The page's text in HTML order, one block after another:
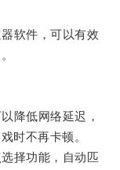
软件，可以有效
降低网络延迟，
时不再卡顿。
择功能，自动匹